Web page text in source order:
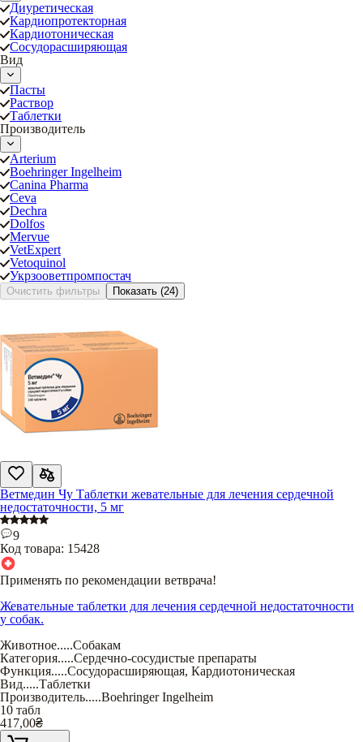
Диуретическая
Кардиопротекторная
Кардиотоническая
Сосудорасширяющая
Вид
Пасты
Раствор
Таблетки
Производитель
Arterium
Boehringer Ingelheim
Canina Pharma
Ceva
Dechra
Dolfos
Mervue
VetExpert
Vetoquinol
Укрзооветпромпостач
Очистить фильтры Показать (24)
Ветмедин Чу Таблетки жевательные для лечения сердечной
недостаточности, 5 мг
9
Код товара: 15428
Применять по рекомендации ветврача!
Жевательные таблетки для лечения сердечной недостаточности
у собак.
Животное.....Собакам
Категория.....Сердечно-сосудистые препараты
Функция.....Сосудорасширяющая, Кардиотоническая
Вид.....Таблетки
Производитель.....Boehringer Ingelheim
10 табл
417,00₴